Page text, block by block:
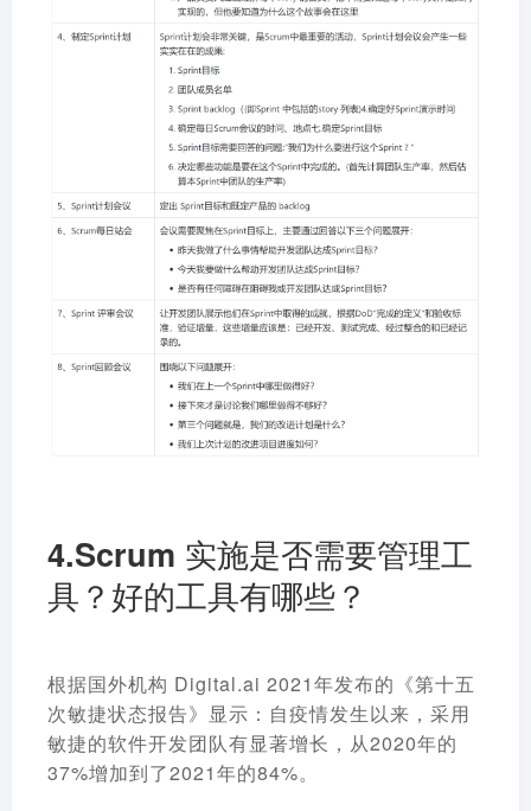
4.Scrum 实施是否需要管理工
具？好的工具有哪些？
根据国外机构 Digital.ai 2021年发布的《第十五
次敏捷状态报告》显示：自疫情发生以来，采用
敏捷的软件开发团队有显著增长，从2020年的
37%增加到了2021年的84%。